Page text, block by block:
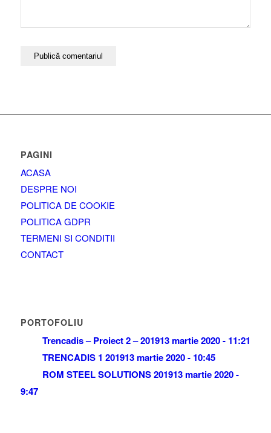
PAGINI
ACASA
DESPRE NOI
POLITICA DE COOKIE
POLITICA GDPR
TERMENI SI CONDITII
CONTACT
PORTOFOLIU
Trencadis – Proiect 2 – 201913 martie 2020 - 11:21
TRENCADIS 1 201913 martie 2020 - 10:45
ROM STEEL SOLUTIONS 201913 martie 2020 -
9:47